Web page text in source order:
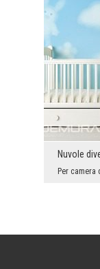
Nuvole